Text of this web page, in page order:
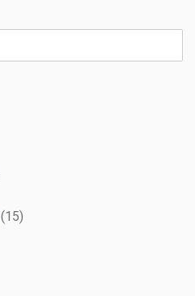
(15)